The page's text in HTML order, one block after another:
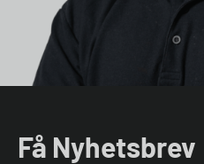
Få Nyhetsbrev